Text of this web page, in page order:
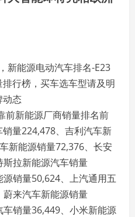
能源电动汽车排名-E23
行榜，买车选车型请及明
动态
前新能源厂商销量排名前
量224,478、吉利汽车新
新能源销量72,376、长安
拉新能源汽车销量
销量50,624、上汽通用五
来汽车新能源销量
销量36,449、小米新能源